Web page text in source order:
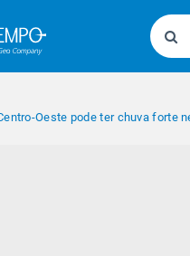
Oeste pode ter chuva forte